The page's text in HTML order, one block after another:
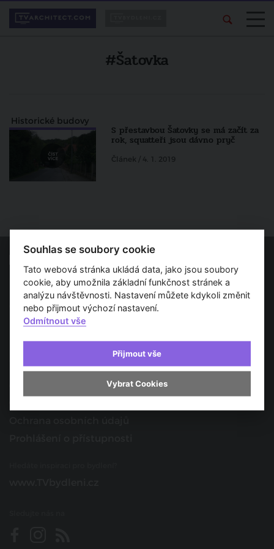
#Šatovka
Historické budovy
S přestavbou Šatovky se má začít za
rok, squatteři jsou dávno pryč
Článek / 4. 1. 2019
Spojujeme svět architektury
O nás
Provozovatel
Kontakt
Spolupracujte s námi
Souhlas se soubory cookie
Tato webová stránka ukládá data, jako jsou soubory
cookie, aby umožnila základní funkčnost stránek a
analýzu návštěvnosti. Nastavení můžete kdykoli změnit
nebo přijmout výchozí nastavení.
Odmítnout vše
Přijmout vše
Vybrat Cookies